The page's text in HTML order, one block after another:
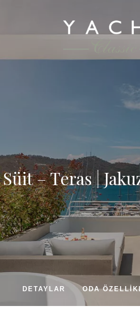
– Teras |
DETAYLAR ODA